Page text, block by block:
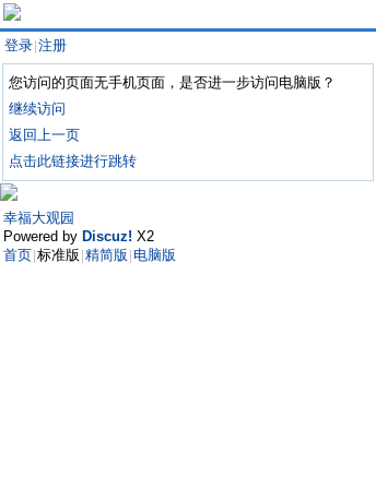
登录 注册
您访问的页面无手机页面，是否进一步访问电脑版？
继续访问
返回上一页
点击此链接进行跳转
幸福大观园
Powered by Discuz! X2
首页 标准版 精简版 电脑版